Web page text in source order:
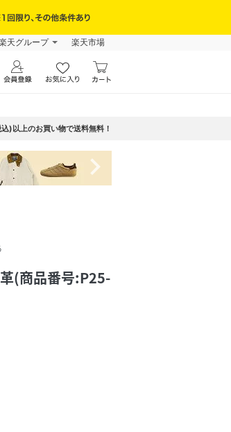
天グループ 楽天市場
)以上のお買い物で送料無料！
navigate_next
(商品番号:P25-